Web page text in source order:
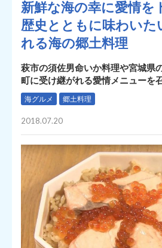
新鮮な海の幸に愛情を
歴史とともに味わいた
れる海の郷土料理
萩市の須佐男命いか料理や宮城県
町に受け継がれる愛情メニューを
海グルメ 郷土料理
2018.07.20